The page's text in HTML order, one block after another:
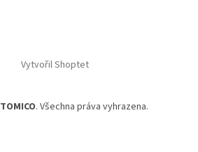
Vytvořil Shoptet
TOMICO. Všechna práva vyhrazena.